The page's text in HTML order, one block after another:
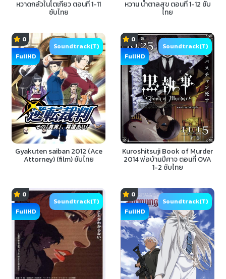
หวาดกลัวในโตเกียว ตอนที่ 1-11
ซับไทย
หวาน น้ำตาลสุข ตอนที่ 1-12 ซับ
ไทย
0
FullHD
Soundtrack(T)
Gyakuten saiban 2012 (Ace
Attorney) (film) ซับไทย
0
FullHD
Soundtrack(T)
Kuroshitsuji Book of Murder
2014 พ่อบ้านปีศาจ ตอนที่ OVA
1-2 ซับไทย
0
FullHD
Soundtrack(T)
0
FullHD
Soundtrack(T)